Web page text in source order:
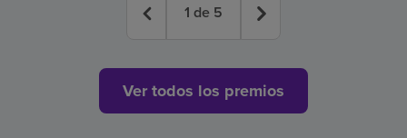
1 de 5
Ver todos los premios